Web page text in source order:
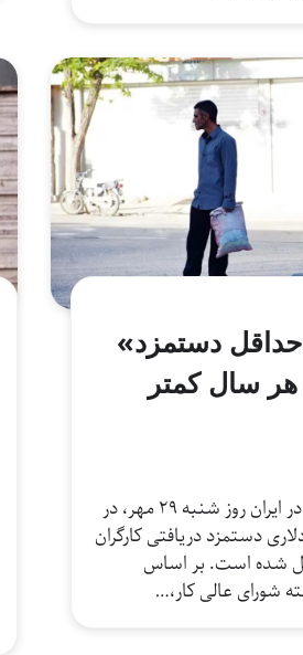
دستمزد»
هر سال کمتر
روزنامه «دنیای اقتصاد» در ایران روز شنبه ۲۹ مهر، در
دستمزد دریافتی کارگران
شده است. بر اساس
شورای عالی کار،…